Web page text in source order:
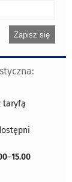
taryfą
–15.00